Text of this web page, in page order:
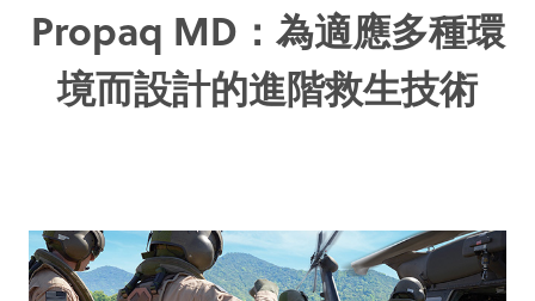
Propaq MD：為適應多種環
境而設計的進階救生技術